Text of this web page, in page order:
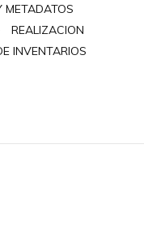
METADATOS
REALIZACION
INVENTARIOS